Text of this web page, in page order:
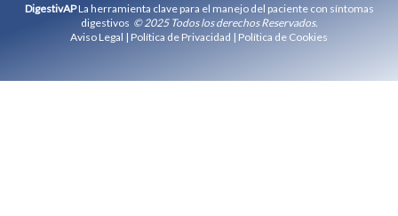
DigestivAPLa herramienta clave para el manejo del paciente con síntomas
digestivos © 2025 Todos los derechos Reservados.
Aviso Legal | Política de Privacidad | Política de Cookies